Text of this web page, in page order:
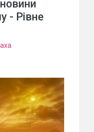
- Рівне